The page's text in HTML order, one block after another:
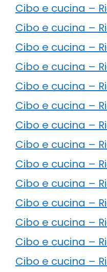
Cibo e cucina –
Cibo e cucina –
Cibo e cucina –
Cibo e cucina –
Cibo e cucina –
Cibo e cucina –
Cibo e cucina –
Cibo e cucina –
Cibo e cucina –
Cibo e cucina –
Cibo e cucina –
Cibo e cucina –
Cibo e cucina –
Cibo e cucina –